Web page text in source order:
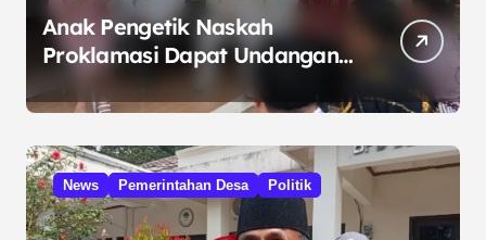
Anak Pengetik Naskah
Proklamasi Dapat Undangan
HUT RI dari Presiden
Prabowo
News Pemerintahan Desa Politik